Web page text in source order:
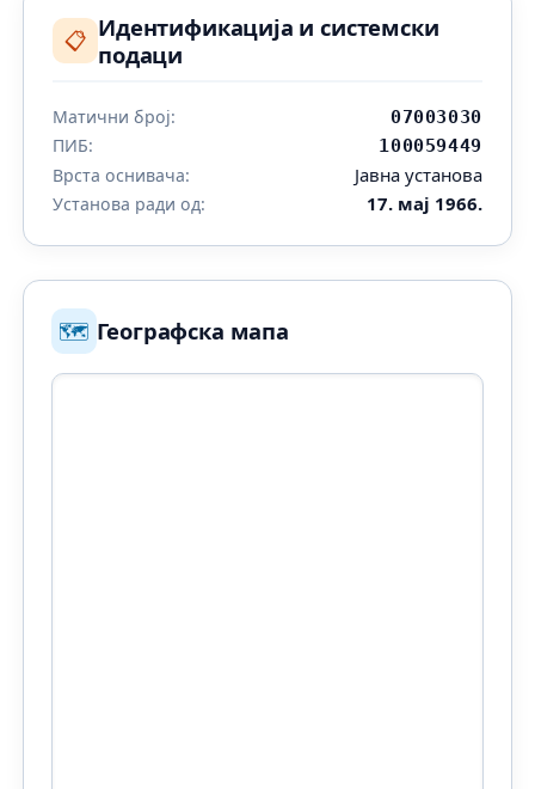
📋 Идентификација и системски
подаци
Матични број: 07003030
ПИБ: 100059449
Врста оснивача: Јавна установа
Установа ради од: 17. мај 1966.
🗺️ Географска мапа